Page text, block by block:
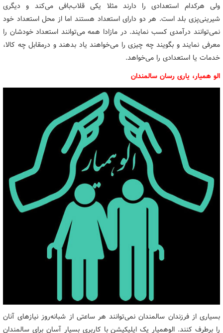
ولی هرکدام استعدادی را دارند مثلا یکی قلاب‌بافی می‌کند و دیگری
شیرینی‌پزی بلد است. هر دو دارای استعداد هستند اما از محل استعداد خود
نمی‌توانند درآمدی کسب نمایند. در مازادا همه می‌توانند استعداد خودشان را
معرفی نمایند و بگویند چه چیزی را می‌خواهند یاد بدهند و درمقابل چه کالا،
خدمات یا استعدادی را می‌خواهد.
الو همیار، یاری رسان سالمندان
بسیاری از فرزندان سالمندان نمی‌توانند هر ساعتی از شبانه‌روز نیازهای آنان
را برطرف کنند. الوهمیار یک اپلیکیشن با کاربری بسیار آسان برای سالمندان